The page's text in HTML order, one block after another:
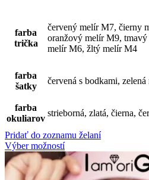
farba
trička
červený melír M7, čierny
oranžový melír M9,
melír M6, žltý melír M4
farba
šatky
červená s bodkami,
farba
okuliarov
strieborná, zlatá, čierna,
Pridať do zoznamu želaní
Výber možností